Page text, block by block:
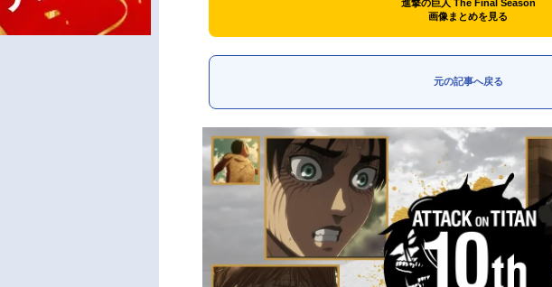
進撃の巨人 The Final Season
画像まとめを見る
元の記事へ戻る